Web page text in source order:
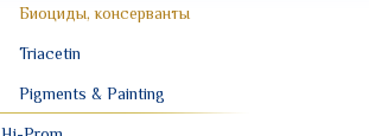
Биоциды, консерванты
Triacetin
Pigments & Painting